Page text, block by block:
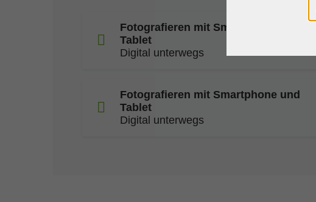
Fotografieren mit Smartphone und
Tablet
Digital unterwegs
Fotografieren mit Smartphone und
Tablet
Digital unterwegs